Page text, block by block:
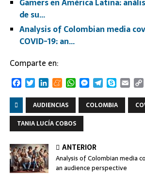
Gamers en América Latina:
de su…
Analysis of Colombian media
COVID-19: an…
Comparte en:
F
e
b
o
o
k
T
i
t
t
e
r
L
n
k
e
d
M
n
e
a
m
e
W
t
s
A
p
p
M
s
s
g
e
r
T
l
e
S
y
p
E
i
AUDIENCIAS COLOMBIA
TANIA LUCÍA COBOS
ANTERIOR
Analysis of Colombian media
an audience perspective